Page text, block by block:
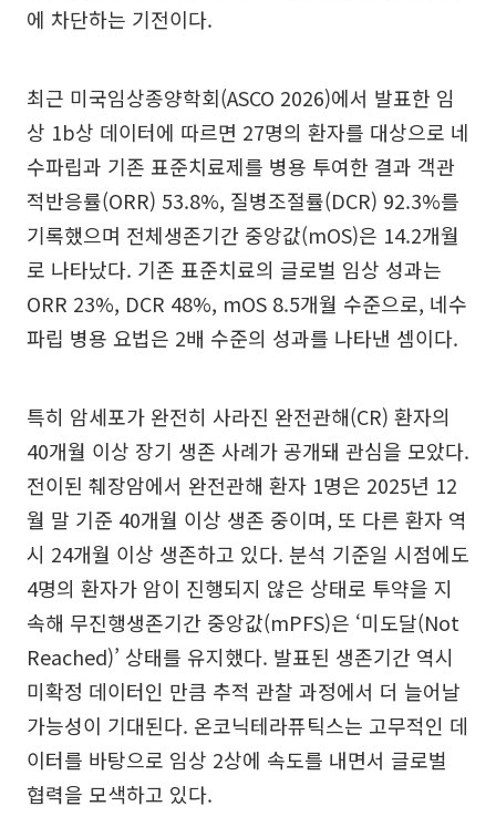
에 차단하는 기전이다.
최근 미국임상종양학회(ASCO 2026)에서 발표한 임
상 1b상 데이터에 따르면 27명의 환자를 대상으로 네
수파립과 기존 표준치료제를 병용 투여한 결과 객관
적반응률(ORR) 53.8%, 질병조절률(DCR) 92.3%를
기록했으며 전체생존기간 중앙값(mOS)은 14.2개월
로 나타났다. 기존 표준치료의 글로벌 임상 성과는
ORR 23%, DCR 48%, mOS 8.5개월 수준으로, 네수
파립 병용 요법은 2배 수준의 성과를 나타낸 셈이다.
특히 암세포가 완전히 사라진 완전관해(CR) 환자의
40개월 이상 장기 생존 사례가 공개돼 관심을 모았다.
전이된 췌장암에서 완전관해 환자 1명은 2025년 12
월 말 기준 40개월 이상 생존 중이며, 또 다른 환자 역
시 24개월 이상 생존하고 있다. 분석 기준일 시점에도
4명의 환자가 암이 진행되지 않은 상태로 투약을 지
속해 무진행생존기간 중앙값(mPFS)은 ‘미도달(Not
Reached)’ 상태를 유지했다. 발표된 생존기간 역시
미확정 데이터인 만큼 추적 관찰 과정에서 더 늘어날
가능성이 기대된다. 온코닉테라퓨틱스는 고무적인 데
이터를 바탕으로 임상 2상에 속도를 내면서 글로벌
협력을 모색하고 있다.